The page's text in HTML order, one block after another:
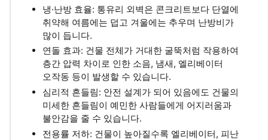
냉·난방 효율: 통유리 외벽은 콘크리트보다 단열에
취약해 여름에는 덥고 겨울에는 추우며 난방비가
많이 듭니다.
연돌 효과: 건물 전체가 거대한 굴뚝처럼 작용하여
층간 압력 차이로 인한 소음, 냄새, 엘리베이터
오작동 등이 발생할 수 있습니다.
심리적 흔들림: 안전 설계가 되어 있음에도 건물의
미세한 흔들림이 예민한 사람들에게 어지러움과
불안감을 줄 수 있습니다.
전용률 저하: 건물이 높아질수록 엘리베이터, 피난